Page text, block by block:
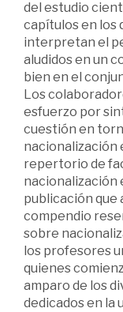
del estudio
capítulos en los
interpretan el
aludidos en un
bien en el
Los
esfuerzo por
cuestión en
nacionalización
repertorio de
nacionalización
publicación que
compendio
sobre
los profesores
quienes
amparo de los
dedicados en la